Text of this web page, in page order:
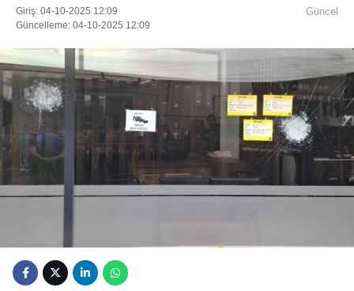
Giriş: 04-10-2025 12:09
Güncelleme: 04-10-2025 12:09
Güncel